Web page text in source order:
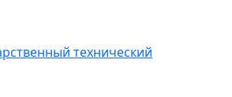
технический